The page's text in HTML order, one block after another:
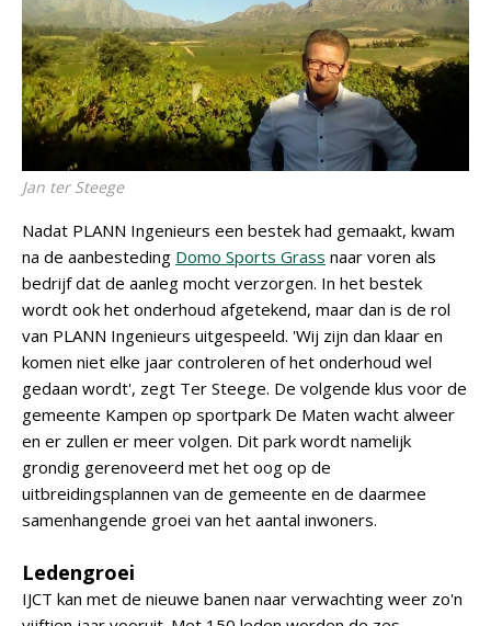
Jan ter Steege
Nadat PLANN Ingenieurs een bestek had gemaakt, kwam
na de aanbesteding Domo Sports Grass naar voren als
bedrijf dat de aanleg mocht verzorgen. In het bestek
wordt ook het onderhoud afgetekend, maar dan is de rol
van PLANN Ingenieurs uitgespeeld. 'Wij zijn dan klaar en
komen niet elke jaar controleren of het onderhoud wel
gedaan wordt', zegt Ter Steege. De volgende klus voor de
gemeente Kampen op sportpark De Maten wacht alweer
en er zullen er meer volgen. Dit park wordt namelijk
grondig gerenoveerd met het oog op de
uitbreidingsplannen van de gemeente en de daarmee
samenhangende groei van het aantal inwoners.
Ledengroei
IJCT kan met de nieuwe banen naar verwachting weer zo'n